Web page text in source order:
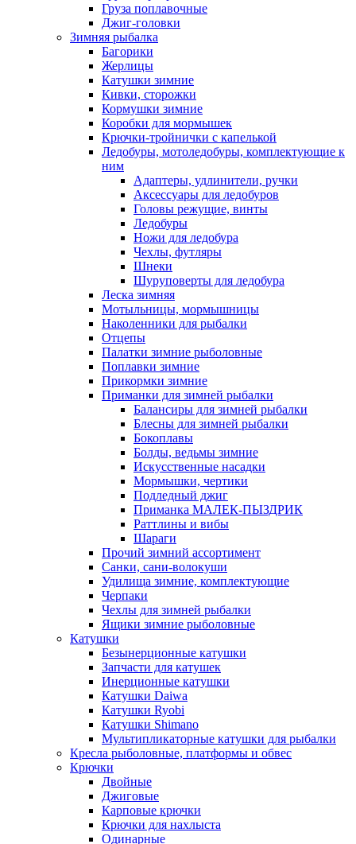
Груза поплавочные
Джиг-головки
Зимняя рыбалка
Багорики
Жерлицы
Катушки зимние
Кивки, сторожки
Кормушки зимние
Коробки для мормышек
Крючки-тройнички с капелькой
Ледобуры, мотоледобуры, комплектующие к
ним
Адаптеры, удлинители, ручки
Аксессуары для ледобуров
Головы режущие, винты
Ледобуры
Ножи для ледобура
Чехлы, футляры
Шнеки
Шуруповерты для ледобура
Леска зимняя
Мотыльницы, мормышницы
Наколенники для рыбалки
Отцепы
Палатки зимние рыболовные
Поплавки зимние
Прикормки зимние
Приманки для зимней рыбалки
Балансиры для зимней рыбалки
Блесны для зимней рыбалки
Бокоплавы
Болды, ведьмы зимние
Искусственные насадки
Мормышки, чертики
Подледный джиг
Приманка МАЛЕК-ПЫЗДРИК
Раттлины и вибы
Шараги
Прочий зимний ассортимент
Санки, сани-волокуши
Удилища зимние, комплектующие
Черпаки
Чехлы для зимней рыбалки
Ящики зимние рыболовные
Катушки
Безынерционные катушки
Запчасти для катушек
Инерционные катушки
Катушки Daiwa
Катушки Ryobi
Катушки Shimano
Мультипликаторные катушки для рыбалки
Кресла рыболовные, платформы и обвес
Крючки
Двойные
Джиговые
Карповые крючки
Крючки для нахлыста
Одинарные